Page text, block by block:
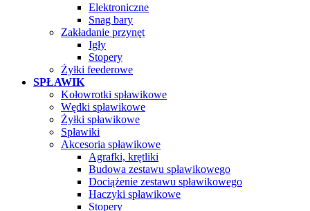
Elektroniczne
Snag bary
Zakładanie przynęt
Igły
Stopery
Żyłki feederowe
SPŁAWIK
Kołowrotki spławikowe
Wędki spławikowe
Żyłki spławikowe
Spławiki
Akcesoria spławikowe
Agrafki, krętliki
Budowa zestawu spławikowego
Dociążenie zestawu spławikowego
Haczyki spławikowe
Stopery